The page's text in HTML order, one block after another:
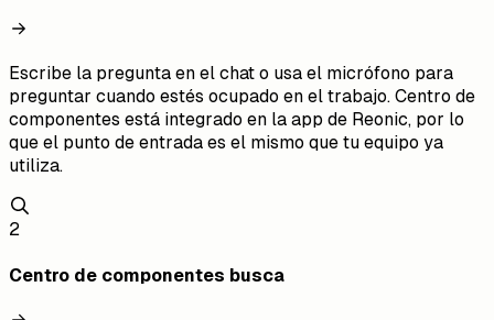
Escribe la pregunta en el chat o usa el micrófono para
preguntar cuando estés ocupado en el trabajo. Centro de
componentes está integrado en la app de Reonic, por lo
que el punto de entrada es el mismo que tu equipo ya
utiliza.
2
Centro de componentes busca